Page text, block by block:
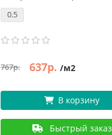
0.5
767р. 637р. /м2
В корзину
Быстрый заказ